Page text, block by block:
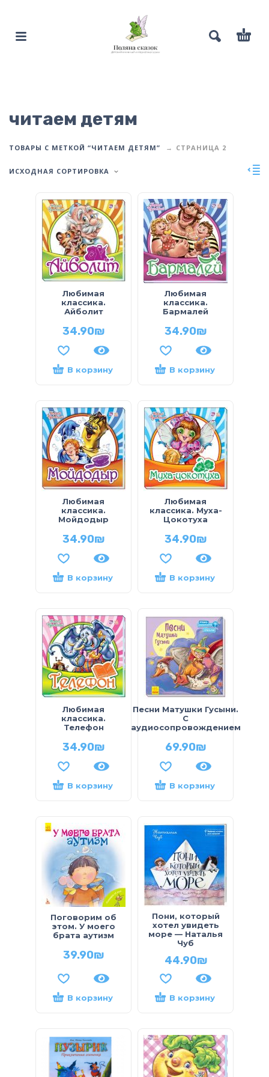
читаем детям
ТОВАРЫ С МЕТКОЙ “ЧИТАЕМ ДЕТЯМ” СТРАНИЦА 2
ИСХОДНАЯ СОРТИРОВКА
Любимая
классика.
Айболит
34.90₪
В корзину
Любимая
классика.
Бармалей
34.90₪
В корзину
Любимая
классика.
Мойдодыр
34.90₪
В корзину
Любимая
классика. Муха-
Цокотуха
34.90₪
В корзину
Любимая
классика.
Телефон
34.90₪
В корзину
Песни Матушки Гусыни.
С
аудиосопровождением
69.90₪
В корзину
Поговорим об
этом. У моего
брата аутизм
39.90₪
В корзину
Пони, который
хотел увидеть
море — Наталья
Чуб
44.90₪
В корзину